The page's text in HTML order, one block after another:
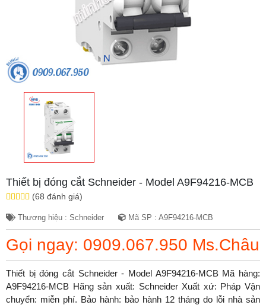
Thiết bị đóng cắt Schneider - Model A9F94216-MCB
(68 đánh giá)
Thương hiệu : Schneider Mã SP : A9F94216-MCB
Gọi ngay: 0909.067.950 Ms.Châu
Thiết bị đóng cắt Schneider - Model A9F94216-MCB Mã hàng:
A9F94216-MCB Hãng sản xuất: Schneider Xuất xứ: Pháp Vận
chuyển: miễn phí. Bảo hành: bảo hành 12 tháng do lỗi nhà sản